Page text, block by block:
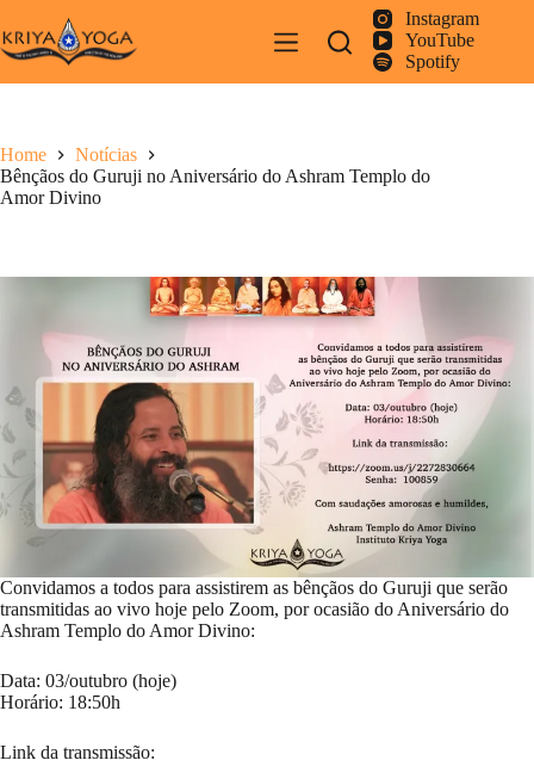
para
o
Instagram
YouTube
Spotify
Home
Notícias
Bênçãos do Guruji no Aniversário do Ashram Templo do
Amor Divino
Convidamos a todos para assistirem as bênçãos do Guruji que serão
transmitidas ao vivo hoje pelo Zoom, por ocasião do Aniversário do
Ashram Templo do Amor Divino:
Data: 03/outubro (hoje)
Horário: 18:50h
Link da transmissão: